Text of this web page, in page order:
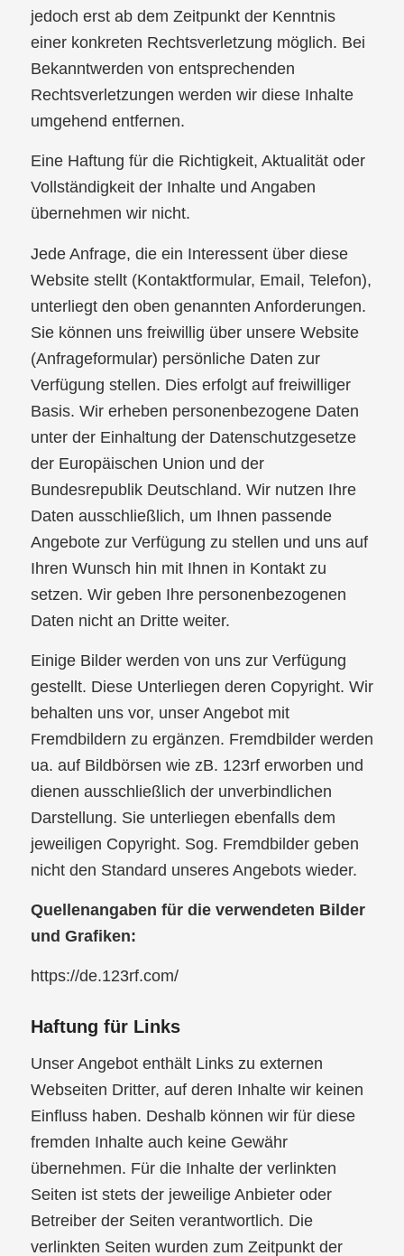
jedoch erst ab dem Zeitpunkt der Kenntnis
einer konkreten Rechtsverletzung möglich. Bei
Bekanntwerden von entsprechenden
Rechtsverletzungen werden wir diese Inhalte
umgehend entfernen.
Eine Haftung für die Richtigkeit, Aktualität oder
Vollständigkeit der Inhalte und Angaben
übernehmen wir nicht.
Jede Anfrage, die ein Interessent über diese
Website stellt (Kontaktformular, Email, Telefon),
unterliegt den oben genannten Anforderungen.
Sie können uns freiwillig über unsere Website
(Anfrageformular) persönliche Daten zur
Verfügung stellen. Dies erfolgt auf freiwilliger
Basis. Wir erheben personenbezogene Daten
unter der Einhaltung der Datenschutzgesetze
der Europäischen Union und der
Bundesrepublik Deutschland. Wir nutzen Ihre
Daten ausschließlich, um Ihnen passende
Angebote zur Verfügung zu stellen und uns auf
Ihren Wunsch hin mit Ihnen in Kontakt zu
setzen. Wir geben Ihre personenbezogenen
Daten nicht an Dritte weiter.
Einige Bilder werden von uns zur Verfügung
gestellt. Diese Unterliegen deren Copyright. Wir
behalten uns vor, unser Angebot mit
Fremdbildern zu ergänzen. Fremdbilder werden
ua. auf Bildbörsen wie zB. 123rf erworben und
dienen ausschließlich der unverbindlichen
Darstellung. Sie unterliegen ebenfalls dem
jeweiligen Copyright. Sog. Fremdbilder geben
nicht den Standard unseres Angebots wieder.
Quellenangaben für die verwendeten Bilder
und Grafiken:
https://de.123rf.com/
Haftung für Links
Unser Angebot enthält Links zu externen
Webseiten Dritter, auf deren Inhalte wir keinen
Einfluss haben. Deshalb können wir für diese
fremden Inhalte auch keine Gewähr
übernehmen. Für die Inhalte der verlinkten
Seiten ist stets der jeweilige Anbieter oder
Betreiber der Seiten verantwortlich. Die
verlinkten Seiten wurden zum Zeitpunkt der